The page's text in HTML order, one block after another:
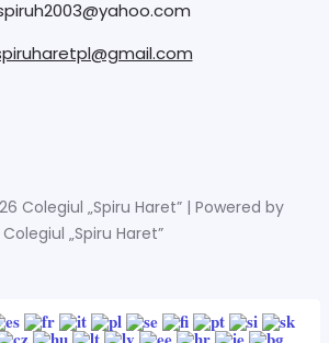
Colegiul „Spiru Haret” | Powered by
Colegiul „Spiru Haret”